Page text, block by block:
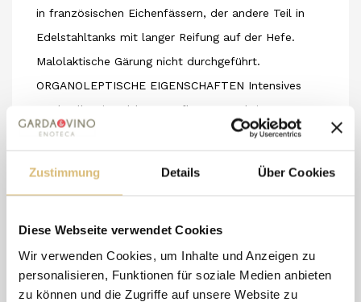
Zustimmung Details Über Cookies
Diese Webseite verwendet Cookies
Wir verwenden Cookies, um Inhalte und Anzeigen zu
personalisieren, Funktionen für soziale Medien anbieten
zu können und die Zugriffe auf unsere Website zu
in französischen Eichenfässern, der andere Teil in
Edelstahltanks mit langer Reifung auf der Hefe.
Malolaktische Gärung nicht durchgeführt.
ORGANOLEPTISCHE EIGENSCHAFTEN Intensives
strohgelb mit goldenen Reflexen. Fruchtige Aromen
mit Noten von Pfirsich und Aprikose, Honig und
salzig, breit und strukturiert mit einem langen
EMPFEHLUNGENMeeresfisch, gewürzte weiße
Fleischsorten, mittelgereifte Kuhmilchkäse und
blühende Ziegenkäse.